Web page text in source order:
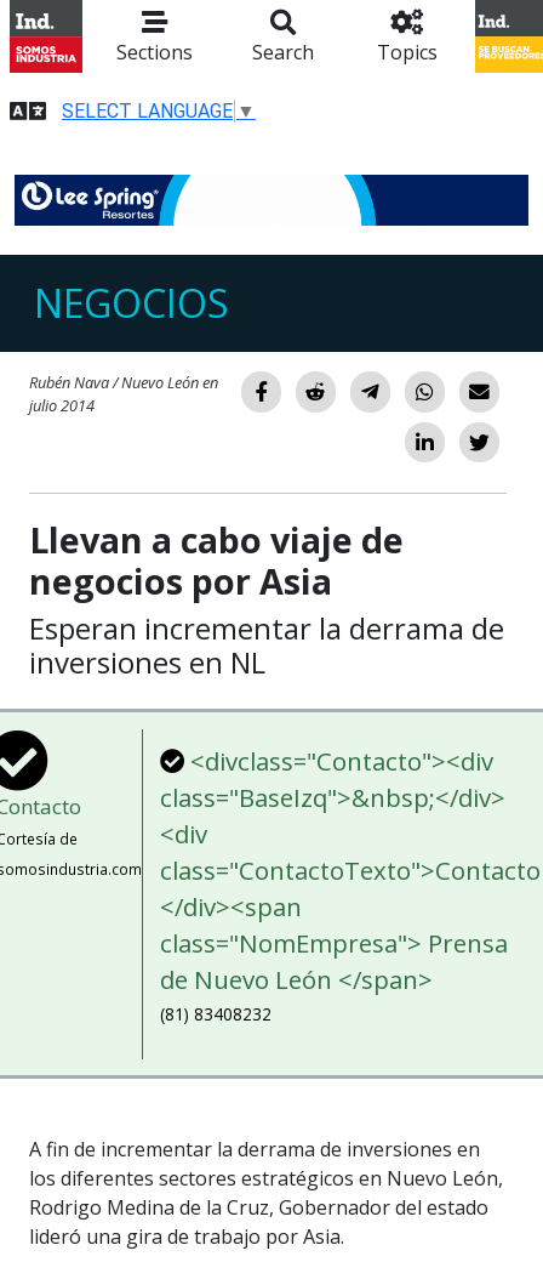
Sections Search Topics
SELECT LANGUAGE ▼
NEGOCIOS
Rubén Nava / Nuevo León en
julio 2014
Llevan a cabo viaje de
negocios por Asia
Esperan incrementar la derrama de
inversiones en NL
de
<divclass="Contacto"><div
class="BaseIzq">&nbsp;</div>
<div
class="ContactoTexto">Contacto
</div><span
class="NomEmpresa"> Prensa
de Nuevo León </span>
(81) 83408232
A fin de incrementar la derrama de inversiones en
los diferentes sectores estratégicos en Nuevo León,
Rodrigo Medina de la Cruz, Gobernador del estado
lideró una gira de trabajo por Asia.